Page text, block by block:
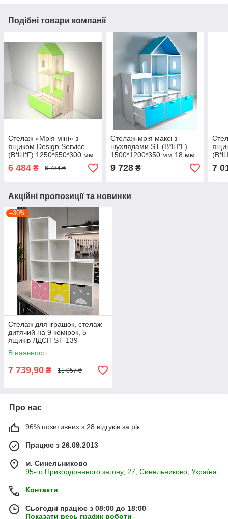
Подібні товари компанії
Стелаж «Мрія міні» з
ящиком Design Service
(В*Ш*Г) 1250*650*300 мм
6 484 ₴ 6 784 ₴
Стелаж-мрія максі з
шухлядами ST (В*Ш*Г)
1500*1200*350 мм 18 мм
ЛДСП ST-205
9 728₴ 7
Акційні пропозиції та новинки
–30%
Стелаж для іграшок, стелаж
дитячий на 9 комірок, 5
ящиків ЛДСП SТ-139
В наявності
7 739,90 ₴ 11 057 ₴
Про нас
96% позитивних з 28 відгуків за рік
Працює з 26.09.2013
м. Синельниково
95-го Прикордоннного загону, 27, Синельниково, Україна
Контакти
Сьогодні працює з 08:00 до 18:00
Показати весь графік роботи